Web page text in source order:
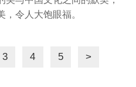
令人大饱眼福。
3 4 5 >